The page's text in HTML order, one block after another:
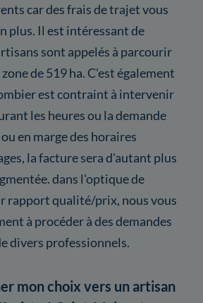
car des frais de trajet vous
plus. Il est intéressant de
sont appelés à parcourir
de 519 ha. C'est également
est contraint à intervenir
les heures ou la demande
en marge des horaires
la facture sera d'autant plus
dans l'optique de
rapport qualité/prix, nous vous
à procéder à des demandes
divers professionnels.
mon choix vers un artisan